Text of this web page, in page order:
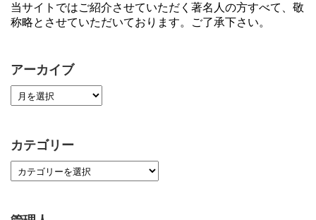
当サイトではご紹介させていただく著名人の方すべて、敬
称略とさせていただいております。ご了承下さい。
アーカイブ
カテゴリー